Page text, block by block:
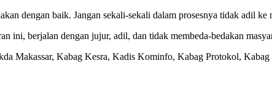
dengan baik. Jangan sekali-sekali dalam prosesnya tidak adil
ini, berjalan dengan jujur, adil, dan tidak membeda-bedakan
Makassar, Kabag Kesra, Kadis Kominfo, Kabag Protokol,